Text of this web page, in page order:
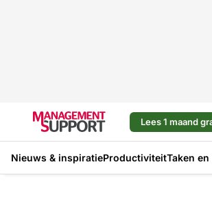
Lees 1 maand
Nieuws & inspiratieProductiviteitTaken